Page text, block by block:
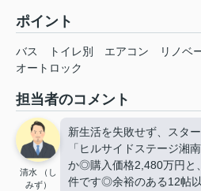
ポイント
バス トイレ別 エアコン リノベ
オートロック
担当者のコメント
清水 （し
みず）
新生活を失敗せず、スタ
「ヒルサイドステージ湘
か◎購入価格2,480万円と
件です◎余裕のある12帖